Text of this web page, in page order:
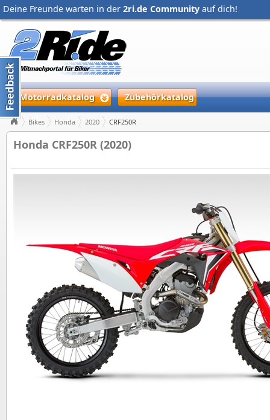
Deine Freunde warten in der 2ri.de Community auf dich!
Motorradkatalog Zubehörkatalog
Bikes Honda 2020 CRF250R
Honda CRF250R (2020)